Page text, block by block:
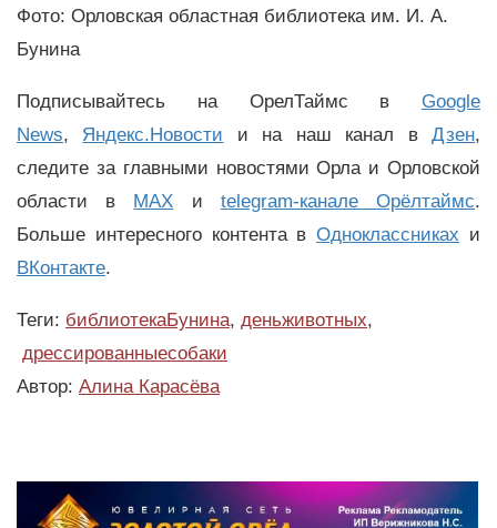
Фото: Орловская областная библиотека им. И. А.
Бунина
Подписывайтесь на ОрелТаймс в Google
News, Яндекс.Новости и на наш канал вДзен,
следите за главными новостями Орла и Орловской
области в MAX и telegram-канале Орёлтаймс.
Больше интересного контента вОдноклассниках и
ВКонтакте.
Теги: библиотекаБунина, деньживотных,
дрессированныесобаки
Автор: Алина Карасёва